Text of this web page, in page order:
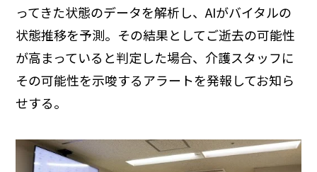
ってきた状態のデータを解析し、AIがバイタルの
状態推移を予測。その結果としてご逝去の可能性
が高まっていると判定した場合、介護スタッフに
その可能性を示唆するアラートを発報してお知ら
せする。